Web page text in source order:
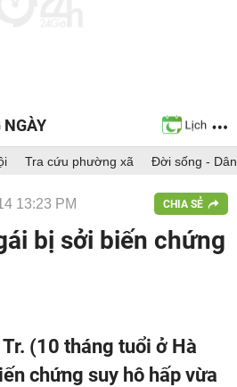
NGÀY
Tra cứu phường xã Đời sống -
13:23 PM CHIA SẺ
bị sởi biến chứng
(10 tháng tuổi ở Hà
chứng suy hô hấp vừa